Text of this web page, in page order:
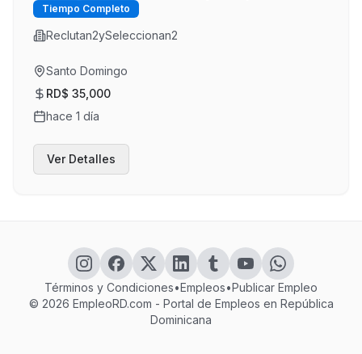
Tiempo Completo
Reclutan2ySeleccionan2
Santo Domingo
RD$ 35,000
hace 1 día
Ver Detalles
Términos y Condiciones•Empleos•Publicar Empleo
© 2026 EmpleoRD.com - Portal de Empleos en República
Dominicana